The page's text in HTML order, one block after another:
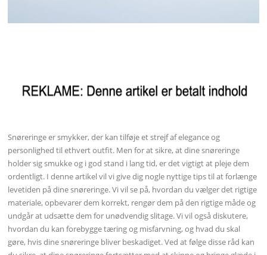
Snøreringe er smykker, der kan tilføje et strejf af elegance og
personlighed til ethvert outfit. Men for at sikre, at dine snøreringe
holder sig smukke og i god stand i lang tid, er det vigtigt at pleje dem
ordentligt. I denne artikel vil vi give dig nogle nyttige tips til at forlænge
levetiden på dine snøreringe. Vi vil se på, hvordan du vælger det rigtige
materiale, opbevarer dem korrekt, rengør dem på den rigtige måde og
undgår at udsætte dem for unødvendig slitage. Vi vil også diskutere,
hvordan du kan forebygge tæring og misfarvning, og hvad du skal
gøre, hvis dine snøreringe bliver beskadiget. Ved at følge disse råd kan